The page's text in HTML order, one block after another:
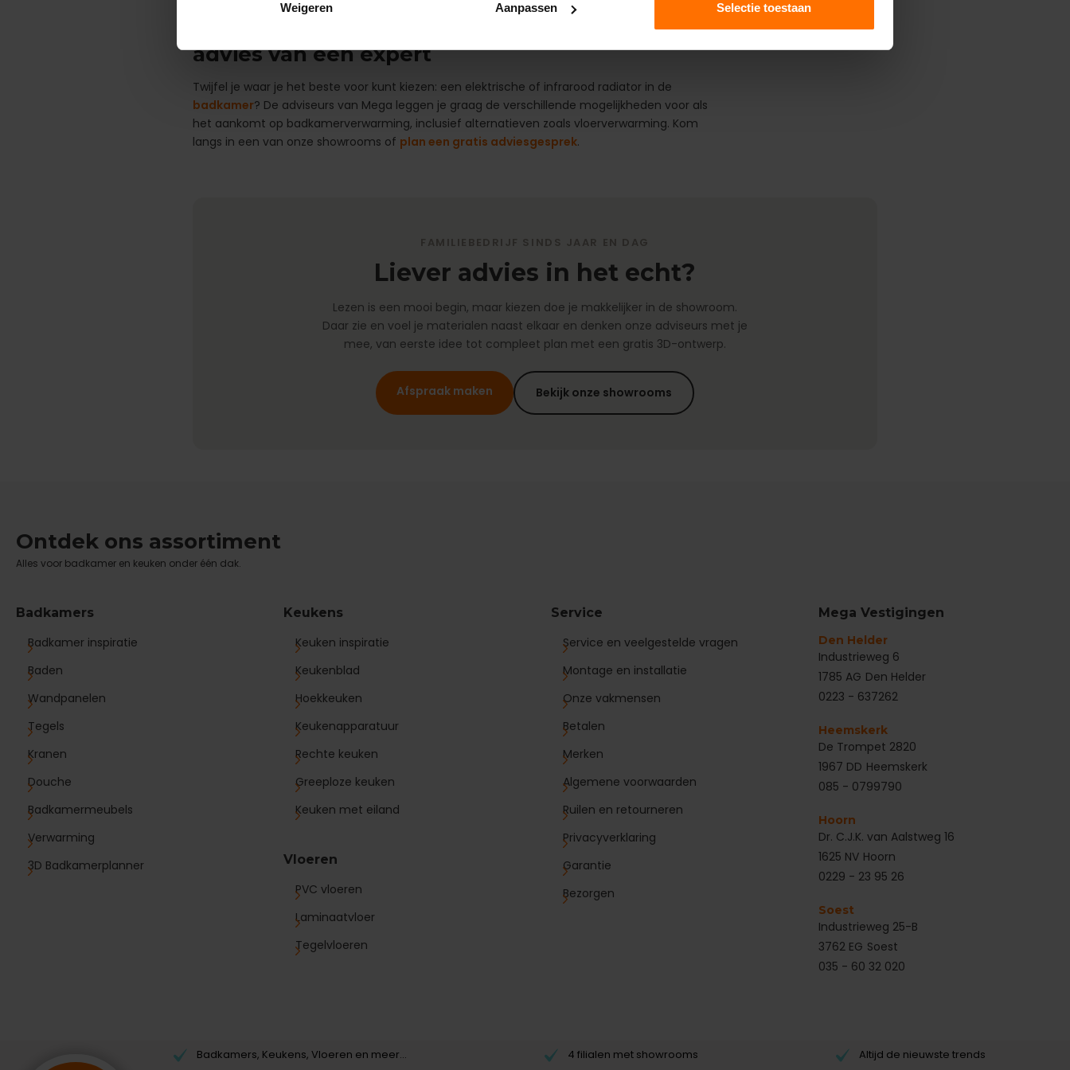
Weigeren Aanpassen Selectie toestaan
Elektrische of infrarood radiator in de badkamer:
advies van een expert
Twijfel je waar je het beste voor kunt kiezen: een elektrische of infrarood radiator in de
badkamer? De adviseurs van Mega leggen je graag de verschillende mogelijkheden voor als
het aankomt op badkamerverwarming, inclusief alternatieven zoals vloerverwarming. Kom
langs in een van onze showrooms of plan een gratis adviesgesprek.
FAMILIEBEDRIJF SINDS JAAR EN DAG
Liever advies in het echt?
Lezen is een mooi begin, maar kiezen doe je makkelijker in de showroom.
Daar zie en voel je materialen naast elkaar en denken onze adviseurs met je
mee, van eerste idee tot compleet plan met een gratis 3D-ontwerp.
Afspraak maken Bekijk onze showrooms
Ontdek ons assortiment
Alles voor badkamer en keuken onder één dak.
Badkamers
Badkamer inspiratie
Baden
Wandpanelen
Tegels
Kranen
Douche
Badkamermeubels
Verwarming
3D Badkamerplanner
Keukens
Keuken inspiratie
Keukenblad
Hoekkeuken
Keukenapparatuur
Rechte keuken
Greeploze keuken
Keuken met eiland
Vloeren
PVC vloeren
Laminaatvloer
Tegelvloeren
Service
Service en veelgestelde vragen
Montage en installatie
Onze vakmensen
Betalen
Merken
Algemene voorwaarden
Ruilen en retourneren
Privacyverklaring
Garantie
Bezorgen
Mega Vestigingen
Den Helder
‌Industrieweg 6
1785 AG Den Helder
0223 - 637262
Heemskerk
De Trompet 2820
1967 DD Heemskerk
085 - 0799790
Hoorn
Dr. C.J.K. van Aalstweg 16
1625 NV Hoorn
0229 - 23 95 26
Soest
Industrieweg 25-B
3762 EG Soest
035 - 60 32 020
Badkamers, Keukens, Vloeren en meer... 4 filialen met showrooms Altijd de nieuwste trends